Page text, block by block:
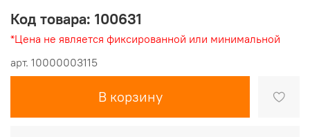
арт. 10000003115
Код товара: 100631
*Цена не является фиксированной или минимальной
В корзину